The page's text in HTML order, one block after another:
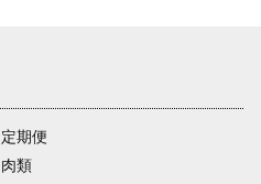
定期便
肉類